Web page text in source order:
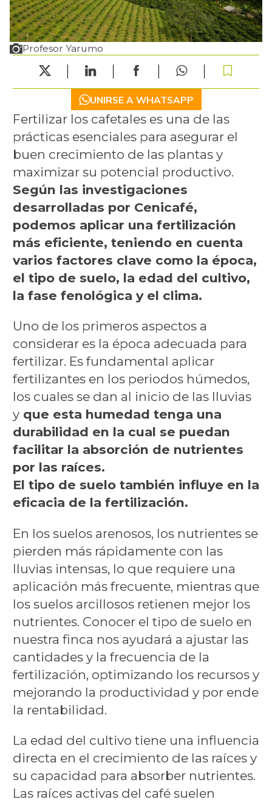
Profesor Yarumo
UNIRSE A WHATSAPP
Fertilizar los cafetales es una de las
prácticas esenciales para asegurar el
buen crecimiento de las plantas y
maximizar su potencial productivo.
Según las investigaciones
desarrolladas por Cenicafé,
podemos aplicar una fertilización
más eficiente, teniendo en cuenta
varios factores clave como la época,
el tipo de suelo, la edad del cultivo,
la fase fenológica y el clima.
Uno de los primeros aspectos a
considerar es la época adecuada para
fertilizar. Es fundamental aplicar
fertilizantes en los periodos húmedos,
los cuales se dan al inicio de las lluvias
yque esta humedad tenga una
durabilidad en la cual se puedan
facilitar la absorción de nutrientes
por las raíces.
El tipo de suelo también influye en la
eficacia de la fertilización.
En los suelos arenosos, los nutrientes se
pierden más rápidamente con las
lluvias intensas, lo que requiere una
aplicación más frecuente, mientras que
los suelos arcillosos retienen mejor los
nutrientes. Conocer el tipo de suelo en
nuestra finca nos ayudará a ajustar las
cantidades y la frecuencia de la
fertilización, optimizando los recursos y
mejorando la productividad y por ende
la rentabilidad.
La edad del cultivo tiene una influencia
directa en el crecimiento de las raíces y
su capacidad para absorber nutrientes.
Las raíces activas del café suelen